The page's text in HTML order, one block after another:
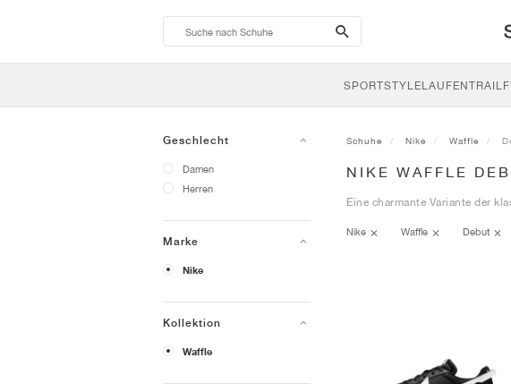
search-
btn
SPORTSTYLELAUFENTRAIL
Geschlecht
Damen
Herren
Marke
Nike
Kollektion
Waffle
Schuhe Nike Waffle
NIKE WAFFLE
Eine charmante Variante der
Nike Waffle Debut